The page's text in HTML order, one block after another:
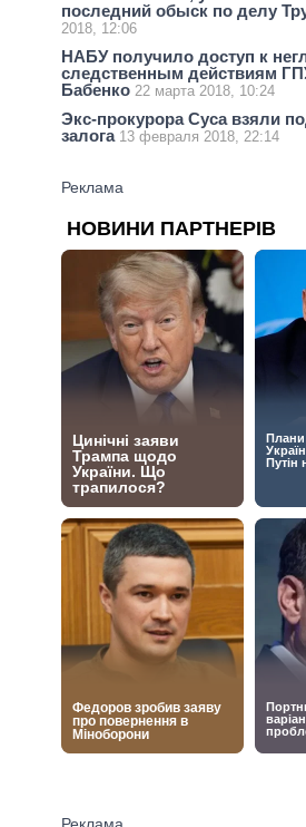
последний обыск по делу
2018, 12:06
НАБУ получило доступ к
следственным действиям
Бабенко 22 марта 2018, 10:24
Экс-прокурора Суса взяли
залога 13 февраля 2018, 22:14